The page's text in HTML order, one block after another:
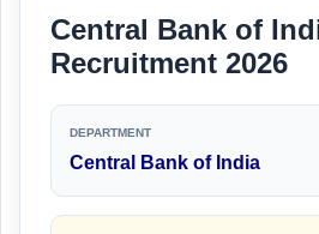
Central Bank of
Recruitment 2026
DEPARTMENT
Central Bank of India